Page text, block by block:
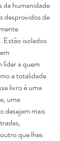
da humanidade
desprovidos de
Estão isolados
líder a quem
a totalidade
livro é uma
uma
desejam mais
que lhes